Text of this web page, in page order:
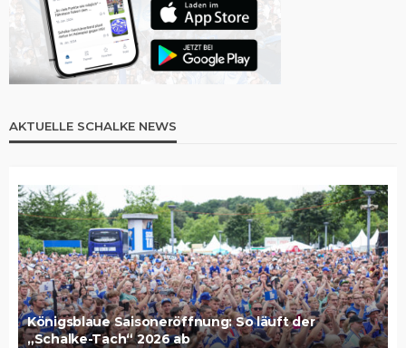
AKTUELLE SCHALKE NEWS
Königsblaue Saisoneröffnung: So läuft der
„Schalke-Tach“ 2026 ab